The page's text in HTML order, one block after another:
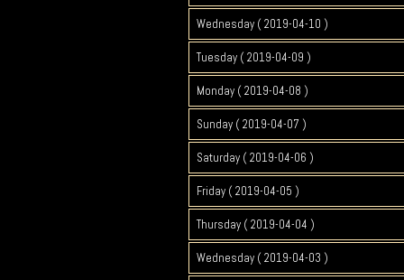
Wednesday ( 2019-04-10 )
Tuesday ( 2019-04-09 )
Monday ( 2019-04-08 )
Sunday ( 2019-04-07 )
Saturday ( 2019-04-06 )
Friday ( 2019-04-05 )
Thursday ( 2019-04-04 )
Wednesday ( 2019-04-03 )